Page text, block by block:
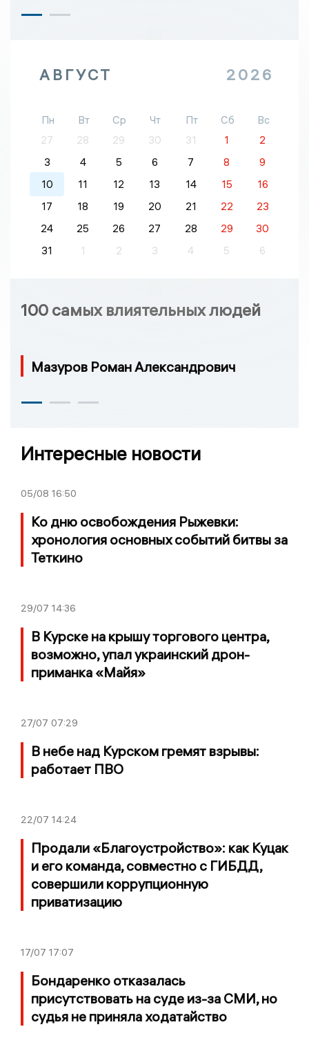
АВГУСТ 2026
Пн Вт Ср Чт Пт Сб
Вс
27
28 29 30 31 1
2
3
4 5 6 7 8
9
10
11 12 13 14 15
16
17
18 19 20 21 22
23
24
25 26 27 28 29
30
31
1 2 3 4 5 6
100 самых влиятельных людей
Мазуров Роман Александрович
Интересные новости
05/08 16:50
Ко дню освобождения Рыжевки:
хронология основных событий битвы за
Теткино
29/07 14:36
В Курске на крышу торгового центра,
возможно, упал украинский дрон-
приманка «Майя»
27/07 07:29
В небе над Курском гремят взрывы:
работает ПВО
22/07 14:24
Продали «Благоустройство»: как Куцак
и его команда, совместно с ГИБДД,
совершили коррупционную
приватизацию
17/07 17:07
Бондаренко отказалась
присутствовать на суде из-за СМИ, но
судья не приняла ходатайство